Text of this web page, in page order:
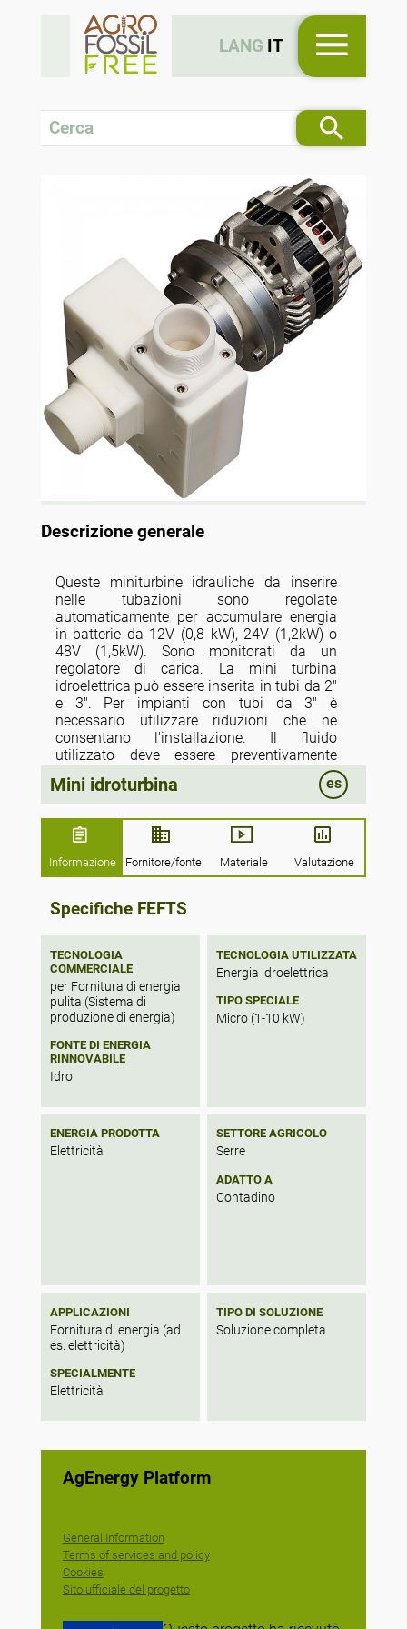
LANG IT
Descrizione generale
Queste miniturbine idrauliche da inserire
nelle tubazioni sono regolate
automaticamente per accumulare energia
in batterie da 12V (0,8 kW), 24V (1,2kW) o
48V (1,5kW). Sono monitorati da un
regolatore di carica. La mini turbina
idroelettrica può essere inserita in tubi da 2"
e 3". Per impianti con tubi da 3" è
necessario utilizzare riduzioni che ne
consentano l'installazione. Il fluido
utilizzato deve essere preventivamente
filtrato per evitare che impurità solide di
diametro superiore a 1 mm attraversino la
miniturbina idroelettrica. L'apparecchiatura
è monitorata da una centralina elettronica
centrale Per massimizzare la capacità di
generazione di energia, è possibile installare
più unità in serie o in parallelo, in questo
per monitorare l'impianto.
Mini idroturbina es
Informazione Fornitore/fonte Materiale Valutazione
Specifiche FEFTS
TECNOLOGIA
COMMERCIALE
per Fornitura di energia
pulita (Sistema di
produzione di energia)
FONTE DI ENERGIA
RINNOVABILE
Idro
TECNOLOGIA UTILIZZATA
Energia idroelettrica
TIPO SPECIALE
Micro (1-10 kW)
ENERGIA PRODOTTA
Elettricità
SETTORE AGRICOLO
Serre
ADATTO A
Contadino
APPLICAZIONI
Fornitura di energia (ad
es. elettricità)
SPECIALMENTE
Elettricità
TIPO DI SOLUZIONE
Soluzione completa
AgEnergy Platform
General Information
Terms of services and policy
Cookies
Sito ufficiale del progetto